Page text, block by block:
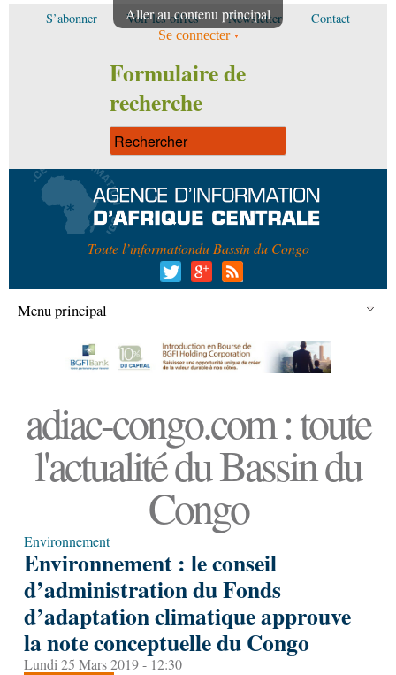
Aller au contenu principal
S’abonner Voir les offres Newsletter Contact
Se connecter
Formulaire de
recherche
Toute l’informationdu Bassin du Congo
Menu principal
adiac-congo.com : toute
l'actualité du Bassin du
Congo
Environnement
Environnement : le conseil
d’administration du Fonds
d’adaptation climatique approuve
la note conceptuelle du Congo
Lundi 25 Mars 2019 - 12:30